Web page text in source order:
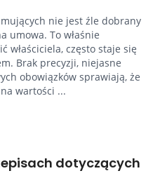
nie jest źle dobrany
umowa. To właśnie
właściciela, często staje się
Brak precyzji, niejasne
obowiązków sprawiają, że
wartości ...
dotyczących